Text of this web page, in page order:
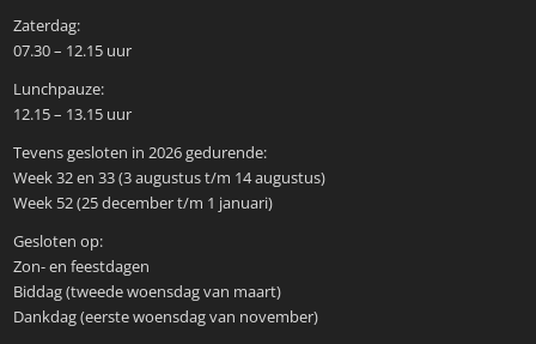
Zaterdag:
07.30 – 12.15 uur
Lunchpauze:
12.15 – 13.15 uur
Tevens gesloten in 2026 gedurende:
Week 32 en 33 (3 augustus t/m 14 augustus)
Week 52 (25 december t/m 1 januari)
Gesloten op:
Zon- en feestdagen
Biddag (tweede woensdag van maart)
Dankdag (eerste woensdag van november)